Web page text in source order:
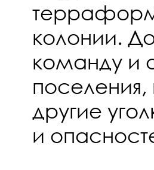
колонии.
команду и
другие
и